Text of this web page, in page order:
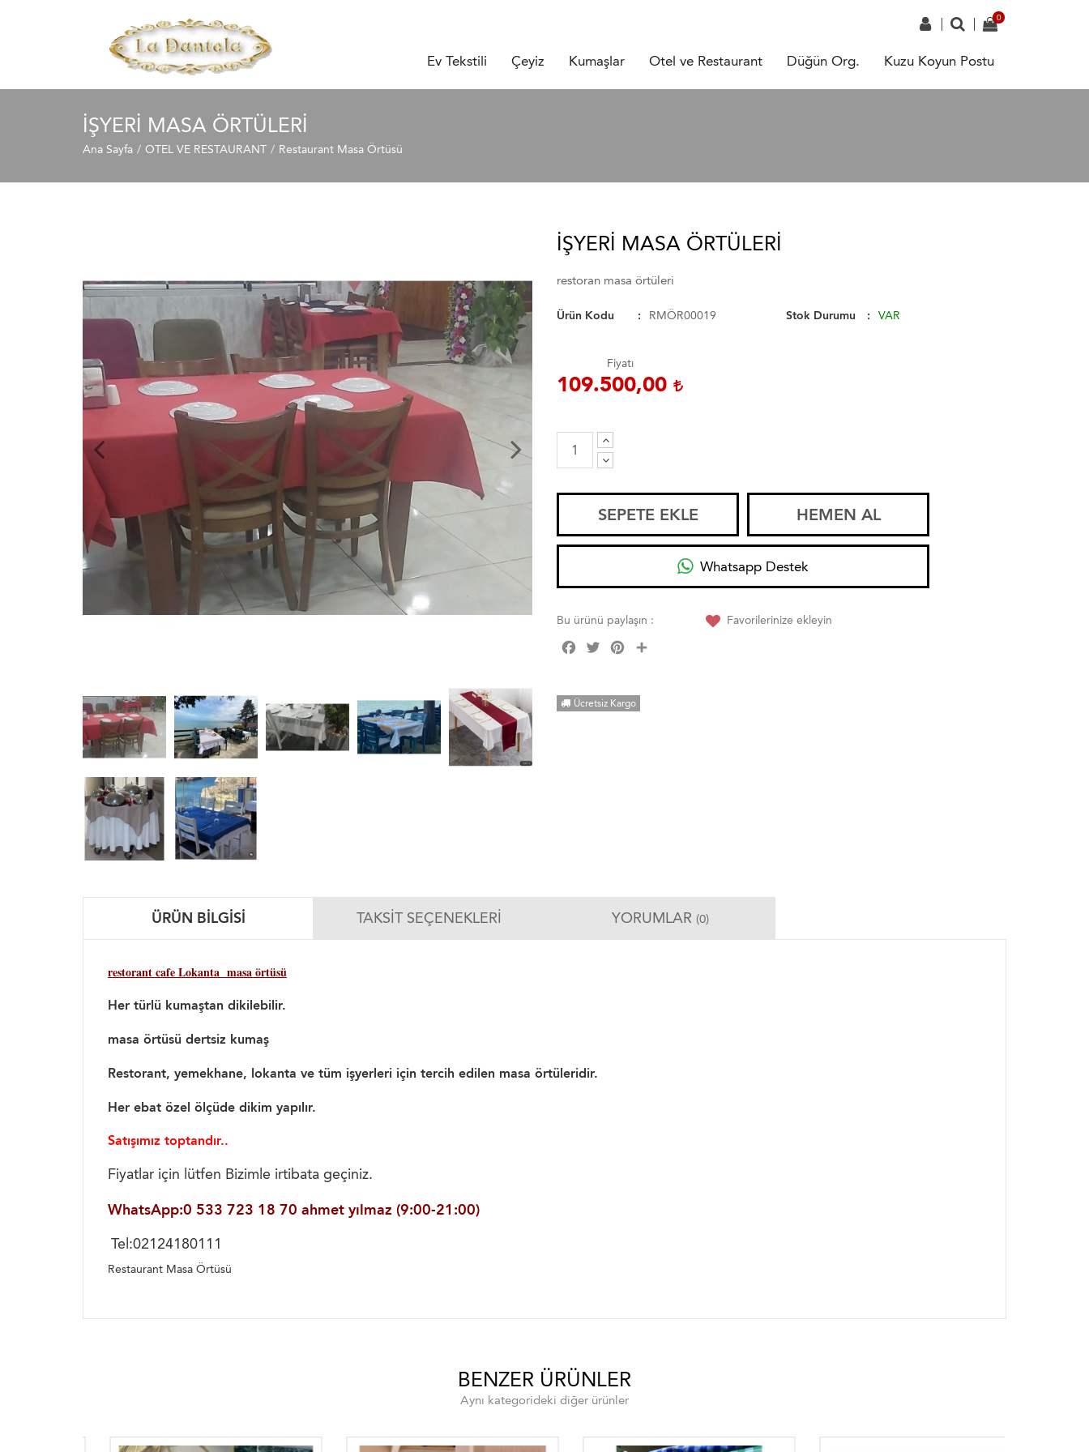
Ev Tekstili Çeyiz Kumaşlar Otel ve Restaurant Düğün Org. Kuzu Koyun Postu
IŞYERI MASA ÖRTÜLERI
Ana Sayfa OTEL VE RESTAURANT Restaurant Masa Örtüsü
IŞYERI MASA ÖRTÜLERI
restoran masa örtüleri
Ürün Kodu RMÖR00019 Stok Durumu VAR
Fiyatı
109.500,00
SEPETE EKLE HEMEN AL
Whatsapp Destek
Bu ürünü paylaşın :
FacebookTwitterPinterest
Favorilerinize ekleyin
Ücretsiz Kargo
ÜRÜN BILGISI TAKSIT SEÇENEKLERI YORUMLAR (0)
restorant cafe Lokanta masa örtüsü
Her türlü kumaştan dikilebilir.
masa örtüsü dertsiz kumaş
Restorant, yemekhane, lokanta ve tüm işyerleri için tercih edilen masa örtüleridir.
Her ebat özel ölçüde dikim yapılır.
Satışımız toptandır..
Fiyatlar için lütfen Bizimle irtibata geçiniz.
WhatsApp:0 533 723 18 70 ahmet yılmaz (9:00-21:00)
Tel:02124180111
Restaurant Masa Örtüsü
BENZER ÜRÜNLER
Aynı kategorideki diğer ürünler